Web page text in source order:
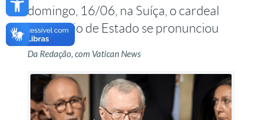
domingo, 16/06, na Suíça, o cardeal
secretário de Estado se pronunciou
Da Redação, com Vatican News